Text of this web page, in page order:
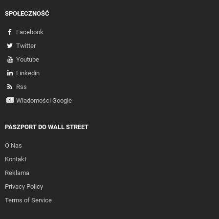
SPOŁECZNOŚĆ
Facebook
Twitter
Youtube
Linkedin
Rss
Wiadomości Google
PASZPORT DO WALL STREET
O Nas
Kontakt
Reklama
Privacy Policy
Terms of Service